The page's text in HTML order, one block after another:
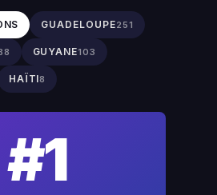
GUADELOUPE251
GUYANE103
HAÏTI8
#1